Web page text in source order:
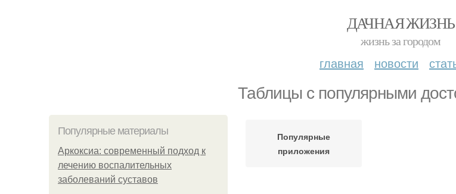
ДАЧНАЯ ЖИЗНЬ
жизнь за городом
главная новости
Таблицы с популярными
Популярные материалы
Аркоксиа: современный подход к
лечению воспалительных
заболеваний суставов
Популярные
приложения